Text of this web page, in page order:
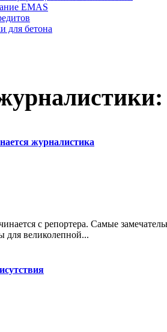
EMAS
для бетона
журналистика
с репортера. Самые
для великолепной...